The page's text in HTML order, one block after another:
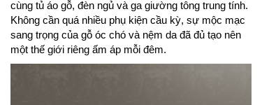
cùng tủ áo gỗ, đèn ngủ và ga giường tông trung tính.
Không cần quá nhiều phụ kiện cầu kỳ, sự mộc mạc
sang trọng của gỗ óc chó và nệm da đã đủ tạo nên
một thế giới riêng ấm áp mỗi đêm.